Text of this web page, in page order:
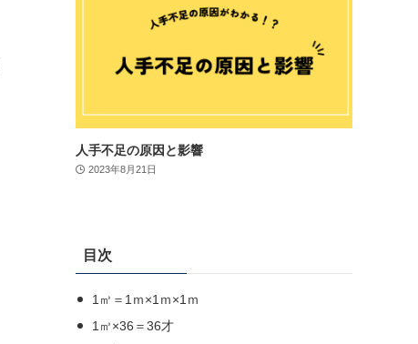
人手不足の原因と影響
2023年8月21日
目次
1㎥＝1ｍ×1ｍ×1ｍ
1㎥×36＝36才